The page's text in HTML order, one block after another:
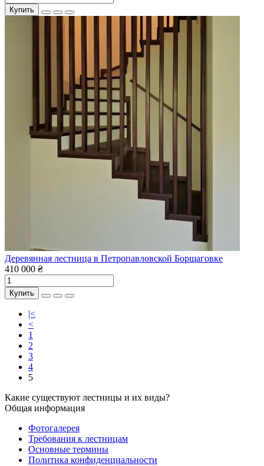
Купить
Деревянная лестница в Петропавловской Борщаговке
410 000 ₴
Купить
|<
<
1
2
3
4
5
Какие существуют лестницы и их виды?
Общая информация
Фотогалерея
Требования к лестницам
Основные термины
Политика конфиденциальности